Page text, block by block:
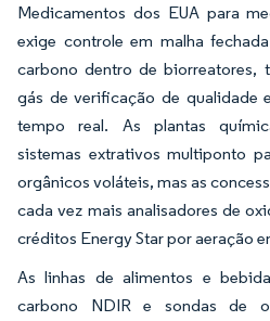
Medicamentos dos EUA para
exige controle em malha
carbono dentro de biorreatores,
gás de verificação de qualidade
tempo real. As plantas
sistemas extrativos multiponto
orgânicos voláteis, mas as
cada vez mais analisadores de
créditos Energy Star por aeração
As linhas de alimentos e
carbono NDIR e sondas de